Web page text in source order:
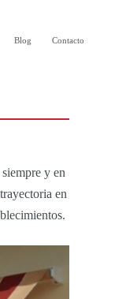
Blog Contacto
y en
en